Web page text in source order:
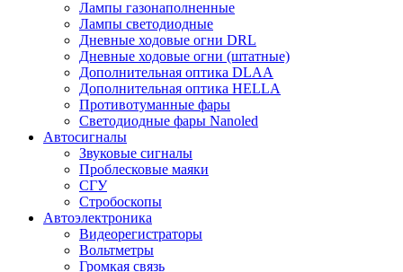
Лампы газонаполненные
Лампы светодиодные
Дневные ходовые огни DRL
Дневные ходовые огни (штатные)
Дополнительная оптика DLAA
Дополнительная оптика HELLA
Противотуманные фары
Светодиодные фары Nanoled
Автосигналы
Звуковые сигналы
Проблесковые маяки
СГУ
Стробоскопы
Автоэлектроника
Видеорегистраторы
Вольтметры
Громкая связь